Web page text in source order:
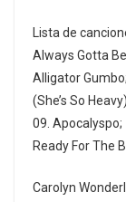
Lista de
Always Gotta
Alligator
(She’s So
09. Apocalyspo;
Ready For The
Carolyn